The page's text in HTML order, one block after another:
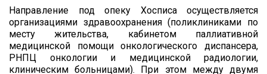
Направление под опеку Хосписа осуществляется
организациями здравоохранения (поликлиниками по
месту жительства, кабинетом паллиативной
медицинской помощи онкологического диспансера,
РНПЦ онкологии и медицинской радиологии,
клиническим больницами). При этом между двумя